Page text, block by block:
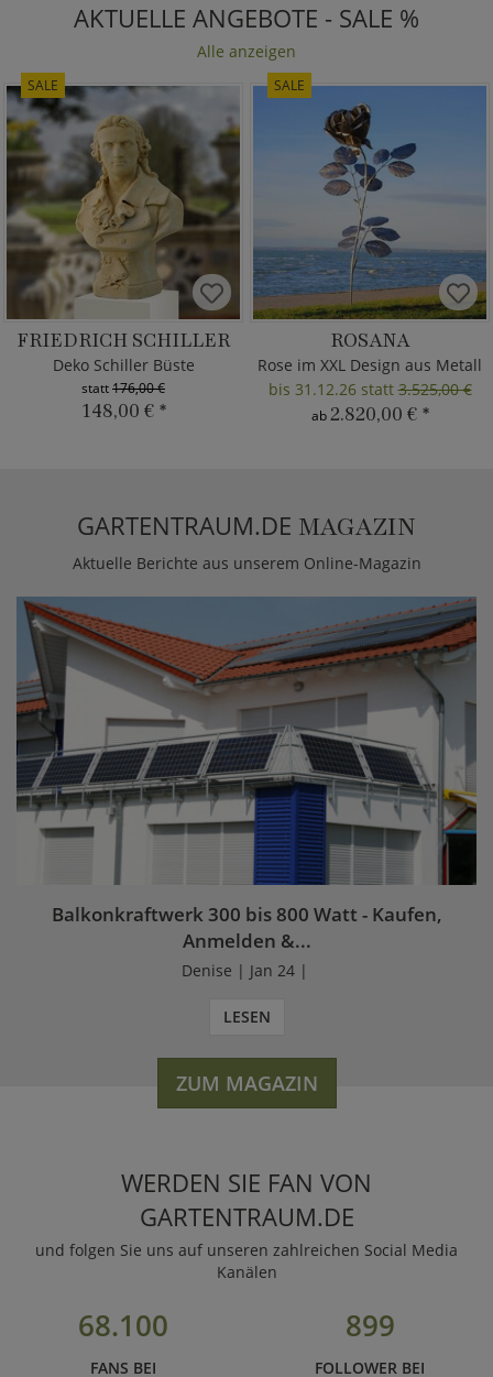
AKTUELLE ANGEBOTE - SALE %
Alle anzeigen
SALE
FRIEDRICH SCHILLER
Deko Schiller Büste
statt176,00 €
148,00 € *
SALE
ROSANA
Rose im XXL Design aus Metall
bis 31.12.26 statt3.525,00 €
ab2.820,00 € *
GARTENTRAUM.DE MAGAZIN
Aktuelle Berichte aus unserem Online-Magazin
Balkonkraftwerk 300 bis 800 Watt - Kaufen,
Anmelden &...
Denise | Jan 24 |
LESEN
ZUM MAGAZIN
WERDEN SIE FAN VON
GARTENTRAUM.DE
und folgen Sie uns auf unseren zahlreichen Social Media
Kanälen
68.100
FANS BEI
899
FOLLOWER BEI